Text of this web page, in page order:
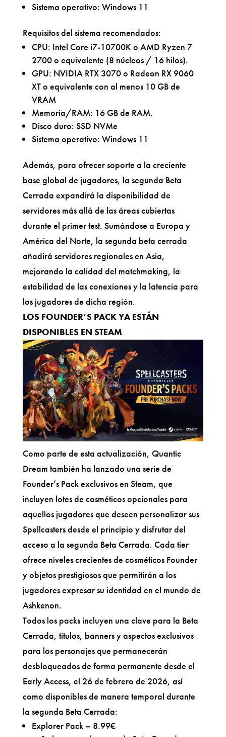
Sistema operativo: Windows 11
Requisitos del sistema recomendados:
CPU: Intel Core i7-10700K o AMD Ryzen 7
2700 o equivalente (8 núcleos / 16 hilos).
GPU: NVIDIA RTX 3070 o Radeon RX 9060
XT o equivalente con al menos 10 GB de
VRAM
Memoria/RAM: 16 GB de RAM.
Disco duro: SSD NVMe
Sistema operativo: Windows 11
Además, para ofrecer soporte a la creciente
base global de jugadores, la segunda Beta
Cerrada expandirá la disponibilidad de
servidores más allá de las áreas cubiertas
durante el primer test. Sumándose a Europa y
América del Norte, la segunda beta cerrada
añadirá servidores regionales en Asia,
mejorando la calidad del matchmaking, la
estabilidad de las conexiones y la latencia para
los jugadores de dicha región.
LOS FOUNDER’S PACK YA ESTÁN
DISPONIBLES EN STEAM
Como parte de esta actualización, Quantic
Dream también ha lanzado una serie de
Founder’s Pack exclusivos en Steam, que
incluyen lotes de cosméticos opcionales para
aquellos jugadores que deseen personalizar sus
Spellcasters desde el principio y disfrutar del
acceso a la segunda Beta Cerrada. Cada tier
ofrece niveles crecientes de cosméticos Founder
y objetos prestigiosos que permitirán a los
jugadores expresar su identidad en el mundo de
Ashkenon.
Todos los packs incluyen una clave para la Beta
Cerrada, títulos, banners y aspectos exclusivos
para los personajes que permanecerán
desbloqueados de forma permanente desde el
Early Access, el 26 de febrero de 2026, así
como disponibles de manera temporal durante
la segunda Beta Cerrada:
Explorer Pack – 8.99€